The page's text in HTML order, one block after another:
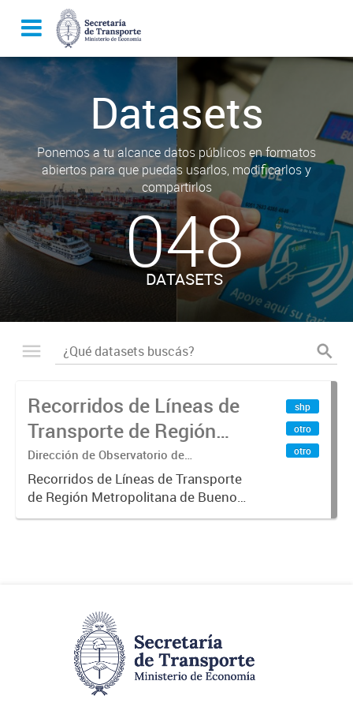
Datasets
Ponemos a tu alcance datos públicos en formatos
abiertos para que puedas usarlos, modificarlos y
compartirlos
048
DATASETS
Recorridos de Líneas de
Transporte de Región
Metropolitana de
Buenos Aires (RMBA)
Dirección de Observatorio de
Transporte, Estudio y Sistemas
Recorridos de Líneas de Transporte
de Región Metropolitana de Buenos
Aires (RMBA).-
shp
otro
otro